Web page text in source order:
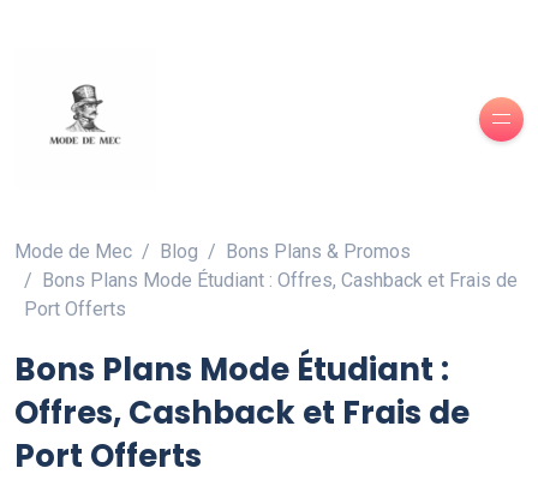
Mode de Mec Blog
Bons Plans & Promos
Bons Plans Mode Étudiant : Offres, Cashback et Frais de
Port Offerts
Bons Plans Mode Étudiant :
Offres, Cashback et Frais de
Port Offerts